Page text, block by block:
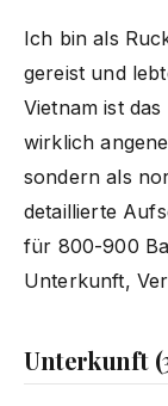
Ich bin als
gereist und
Vietnam ist
wirklich
sondern als
detaillierte
für 800-900
Unterkunft,
Unterkunft